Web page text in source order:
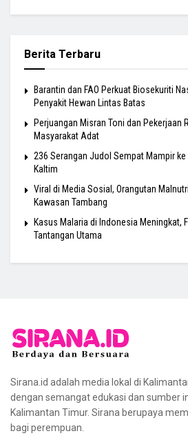
Berita Terbaru
Barantin dan FAO Perkuat Biosekuriti
Penyakit Hewan Lintas Batas
Perjuangan Misran Toni dan Pekerjaan
Masyarakat Adat
236 Serangan Judol Sempat Mampir
Kaltim
Viral di Media Sosial, Orangutan
Kawasan Tambang
Kasus Malaria di Indonesia Meningkat,
Tantangan Utama
Sirana.id adalah media lokal di
dengan semangat edukasi dan sumber
Kalimantan Timur. Sirana berupaya
bagi perempuan.